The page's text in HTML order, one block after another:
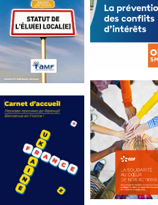
Statut de
l’élu local
Mise à jour avril
2024
FEUILLETER
La
prévention
des conflits
d’intérêts
18 septembre 2023
FEUILLETER